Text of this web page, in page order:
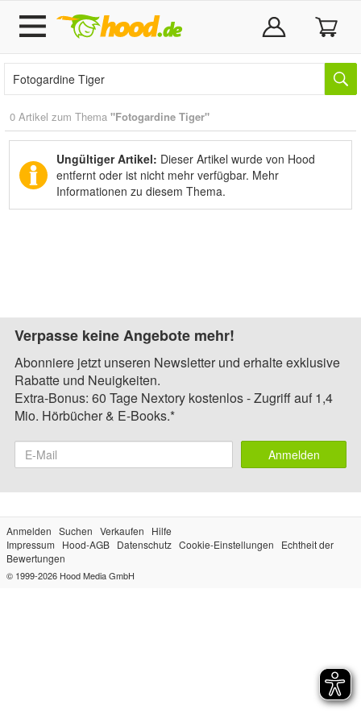
0 Artikel zum Thema "Fotogardine Tiger"
Ungültiger Artikel: Dieser Artikel wurde von Hood
entfernt oder ist nicht mehr verfügbar. Mehr
Informationen zu diesem Thema.
Verpasse keine Angebote mehr!
Abonniere jetzt unseren Newsletter und erhalte exklusive
Rabatte und Neuigkeiten.
Extra-Bonus: 60 Tage Nextory kostenlos - Zugriff auf 1,4
Mio. Hörbücher & E-Books.*
Anmelden
Anmelden Suchen Verkaufen
Hilfe
Impressum
Hood-AGB Datenschutz Cookie-Einstellungen
Echtheit der
Bewertungen
© 1999-2026 Hood Media GmbH